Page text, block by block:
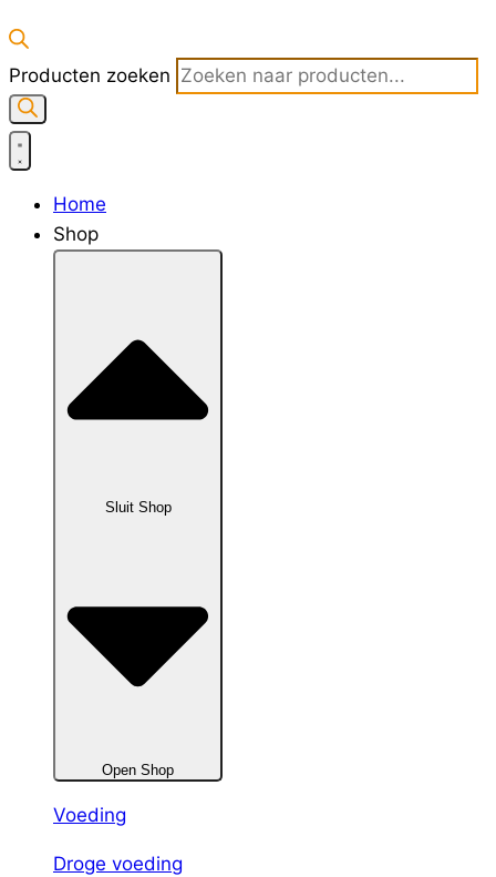
Producten zoeken
Home
Shop
Sluit Shop
Open Shop
Voeding
Droge voeding